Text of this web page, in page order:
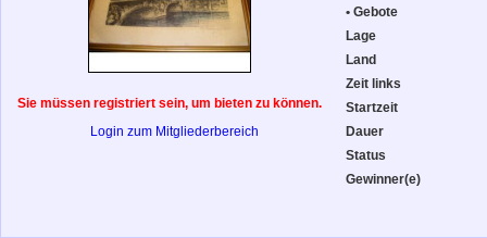
Sie müssen registriert sein, um bieten zu können.
Login zum Mitgliederbereich
• Gebote
Lage
Land
Zeit links
Startzeit
Dauer
Status
Gewinner(e)